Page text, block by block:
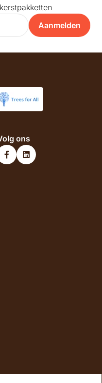
Aanmelden
ons